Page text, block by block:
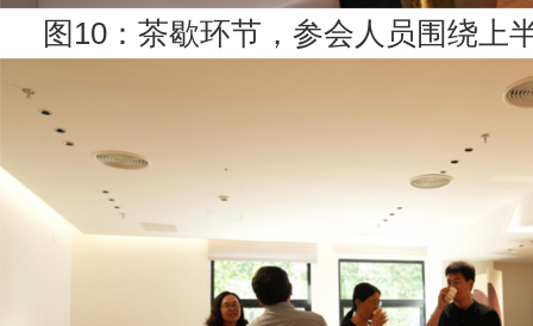
图10：茶歇环节，参会人员围绕上